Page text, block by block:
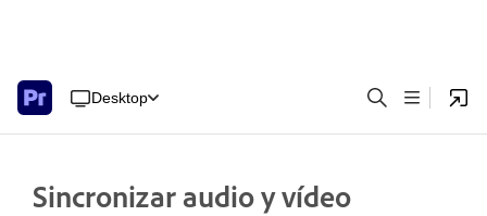
Desktop
Sincronizar audio y vídeo